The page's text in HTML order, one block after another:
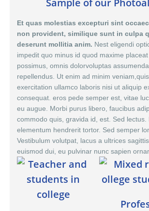
Sample of our
Et quas molestias excepturi sint
non provident, similique sunt in culpa
deserunt mollitia anim. Nest eligendi
impedit quo minus id quod maxime
possimus, omnis dolorvoluptas assumenda
repellendus. Ut enim ad minim
exercitation ullamco laboris nisi ut aliquip
consequat. eros pede semper est, vitae
eu augue. Morbi purus libero, faucibus
commodo quis, gravida id, est. Sed lectus.
elementum hendrerit tortor. Sed semper
Vestibulum volutpat, lacus a ultrices
euismod dui, eu pulvinar nunc sapien